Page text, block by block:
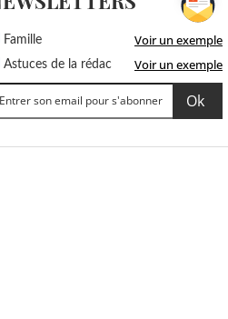
Famille Voir un exemple
Astuces de la rédac Voir un exemple